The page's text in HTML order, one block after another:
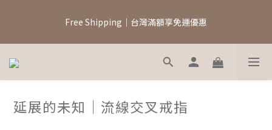
新註冊會員領$100元購物金
Free Shipping｜台灣滿額享免運優惠
8/7–8/19｜盛夏浪漫光譜
3
2
8
6
3
2
8
7
4
2
7
6
5
2
0
9
6
4
:
5
4
3
1
0
5
4
3
2
1
0
新註冊會員領$100元購物金
延展的未知｜流線交叉戒指